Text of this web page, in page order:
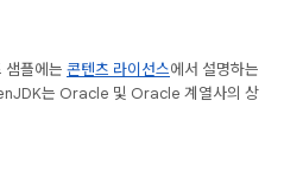
샘플에는 콘텐츠 라이선스에서 설명하는
는 Oracle 및 Oracle 계열사의 상